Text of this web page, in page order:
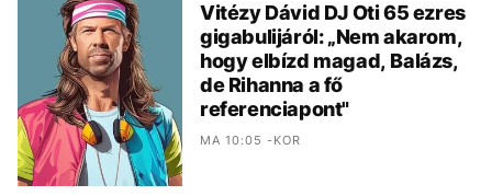
Vitézy Dávid DJ Oti 65 ezres
gigabulijáról: „Nem akarom,
hogy elbízd magad, Balázs,
de Rihanna a fő
referenciapont"
MA 10:05 -KOR